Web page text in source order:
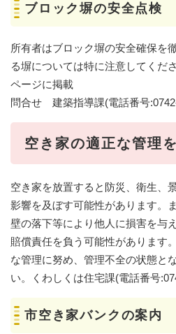
ブロック塀の安全点検
所有者はブロック塀の安全確保を
る塀については特に注意してくだ
ページに掲載
問合せ 建築指導課(電話番号
空き家の適正な管理
空き家を放置すると防災、衛生、
影響を及ぼす可能性があります。
壁の落下等により他人に損害を与
賠償責任を負う可能性があります
な管理に努め、管理不全の状態と
い。くわしくは住宅課(電話番号
市空き家バンクの案内